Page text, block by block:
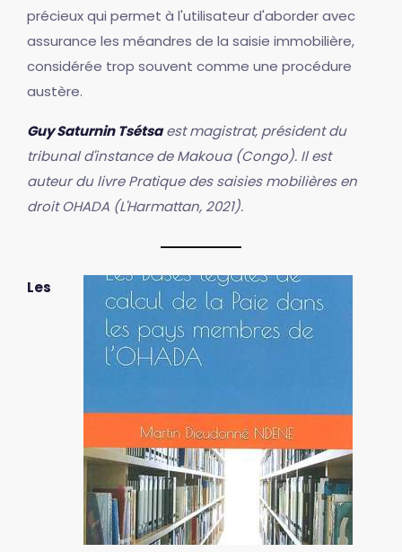
précieux qui permet à l'utilisateur d'aborder avec
assurance les méandres de la saisie immobilière,
considérée trop souvent comme une procédure
austère.
Guy Saturnin Tsétsaest magistrat, président du
tribunal d'instance de Makoua (Congo). Il est
auteur du livre Pratique des saisies mobilières en
droit OHADA (L'Harmattan, 2021).
Les